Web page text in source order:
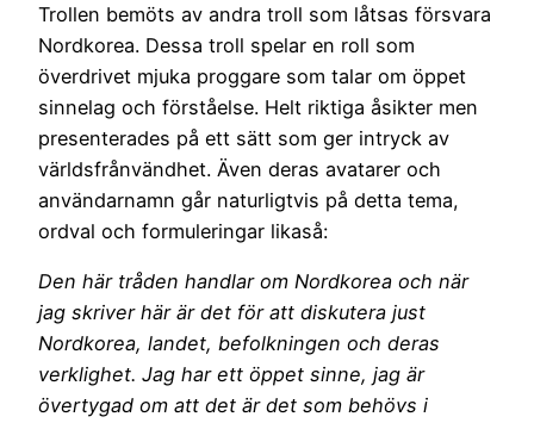
Trollen bemöts av andra troll som låtsas försvara
Nordkorea. Dessa troll spelar en roll som
överdrivet mjuka proggare som talar om öppet
sinnelag och förståelse. Helt riktiga åsikter men
presenterades på ett sätt som ger intryck av
världsfrånvändhet. Även deras avatarer och
användarnamn går naturligtvis på detta tema,
ordval och formuleringar likaså:
Den här tråden handlar om Nordkorea och när
jag skriver här är det för att diskutera just
Nordkorea, landet, befolkningen och deras
verklighet. Jag har ett öppet sinne, jag är
övertygad om att det är det som behövs i